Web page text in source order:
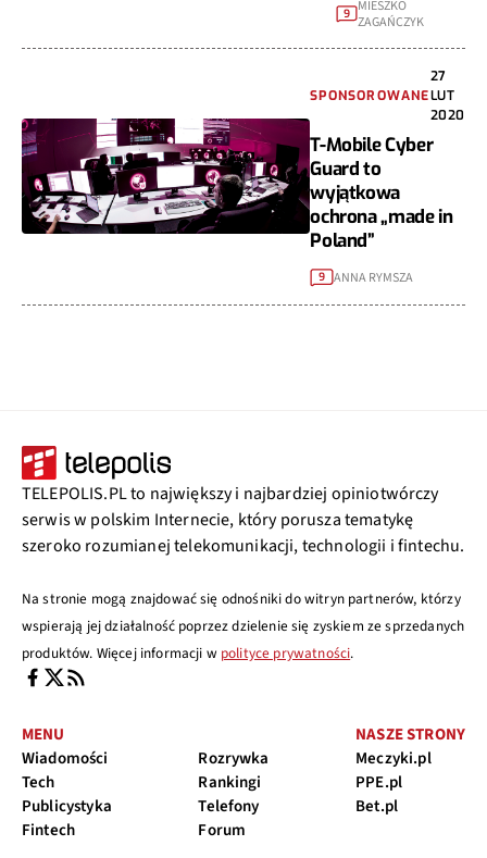
9
MIESZKO
ZAGAŃCZYK
SPONSOROWANE
27
LUT
2020
T-Mobile Cyber
Guard to
wyjątkowa
ochrona „made in
Poland”
9 ANNA RYMSZA
TELEPOLIS.PL to największy i najbardziej opiniotwórczy
serwis w polskim Internecie, który porusza tematykę
szeroko rozumianej telekomunikacji, technologii i fintechu.
Na stronie mogą znajdować się odnośniki do witryn partnerów, którzy
wspierają jej działalność poprzez dzielenie się zyskiem ze sprzedanych
produktów. Więcej informacji w polityce prywatności.
MENU
Wiadomości
Tech
Publicystyka
Fintech
Rozrywka
Rankingi
Telefony
Forum
NASZE STRONY
Meczyki.pl
PPE.pl
Bet.pl